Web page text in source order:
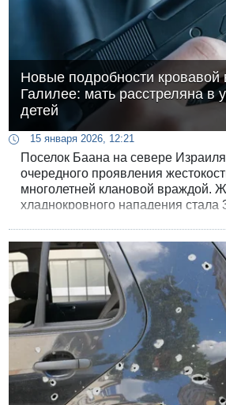
Новые подробности кровавой
Галилее: мать расстреляна в
детей
15 января 2026, 12:21
Поселок Баана на севере
очередного проявления
многолетней клановой враждой.
хладнокровного нападения